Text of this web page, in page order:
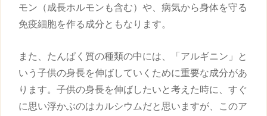
モン（成長ホルモンも含む）や、病気から身体を守る
免疫細胞を作る成分ともなります。
また、たんぱく質の種類の中には、「アルギニン」と
いう 子供の身長を伸ばしていくために重要な成分があ
ります。 子供の身長を伸ばしたいと考えた時に、すぐ
に思い浮かぶのはカルシウムだと思いますが、このア